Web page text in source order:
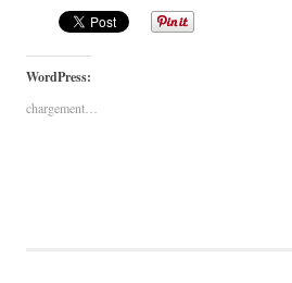
WordPress:
chargement…